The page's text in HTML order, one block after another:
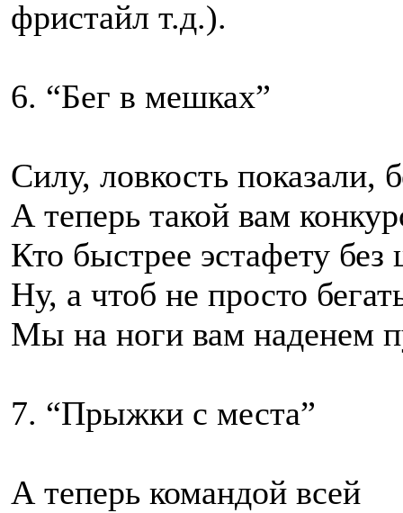
фристайл т.д.).
6. “Бег в мешках”
Силу, ловкость показали,
А теперь такой вам
Кто быстрее эстафету
Ну, а чтоб не просто
Мы на ноги вам наденем
7. “Прыжки с места”
А теперь командой всей